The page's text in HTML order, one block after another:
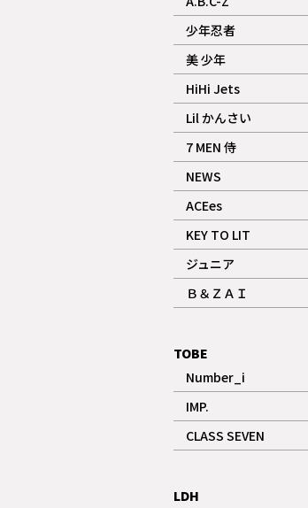
記事
ギャラリー
少年忍者
記事
美 少年
記事
HiHi Jets
記事
Lil かんさい
記事
7 MEN 侍
記事
NEWS
記事
ACEes
記事
KEY TO LIT
記事
ジュニア
記事
Ｂ＆ＺＡＩ
記事
TOBE
Number_i
記事
IMP.
記事
CLASS SEVEN
記事
LDH